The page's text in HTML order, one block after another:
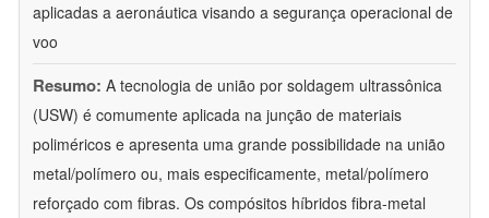
aplicadas a aeronáutica visando a segurança operacional de
voo
Resumo: A tecnologia de união por soldagem ultrassônica
(USW) é comumente aplicada na junção de materiais
poliméricos e apresenta uma grande possibilidade na união
metal/polímero ou, mais especificamente, metal/polímero
reforçado com fibras. Os compósitos híbridos fibra-metal